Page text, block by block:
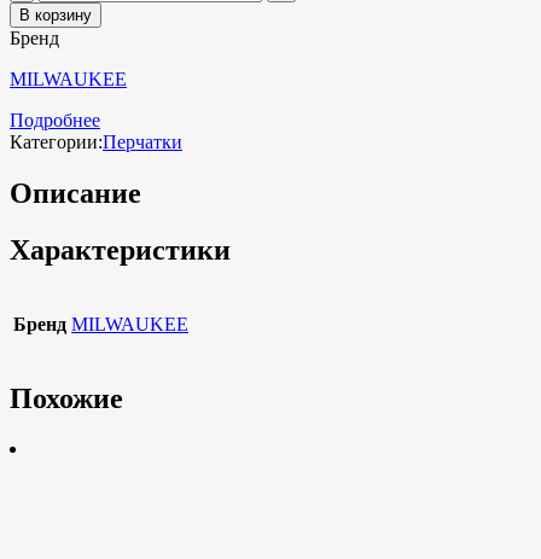
В корзину
Бренд
MILWAUKEE
Подробнее
Категории:Перчатки
Описание
Характеристики
Бренд MILWAUKEE
Похожие